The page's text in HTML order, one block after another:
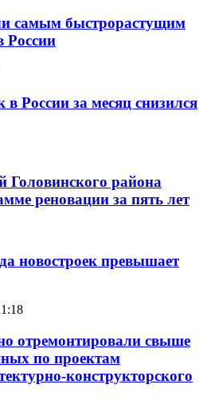
самым быстрорастущим
России
России за месяц снизился
Головинского района
реновации за пять лет
новостроек превышает
отремонтировали свыше
по проектам
конструкторского